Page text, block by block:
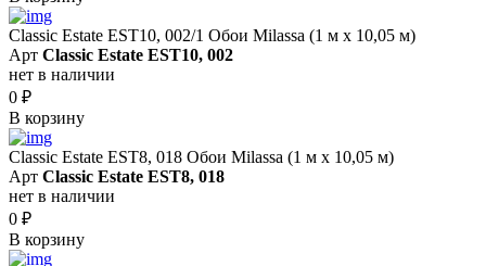
Classic Estate EST10, 002/1 Обои Milassa (1 м х 10,05 м)
Арт Classic Estate EST10, 002
нет в наличии
0 ₽
В корзину
Classic Estate EST8, 018 Обои Milassa (1 м х 10,05 м)
Арт Classic Estate EST8, 018
нет в наличии
0 ₽
В корзину